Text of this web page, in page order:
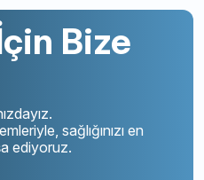
Bize
sağlığınızı en
ediyoruz.